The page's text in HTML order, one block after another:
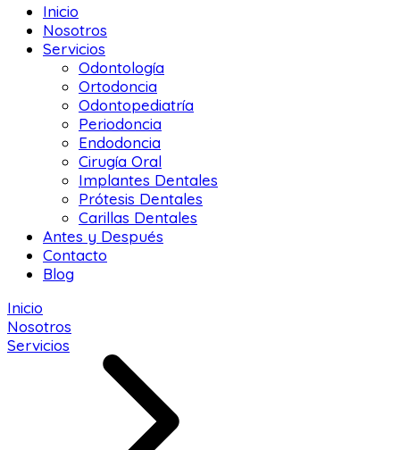
Inicio
Nosotros
Servicios
Odontología
Ortodoncia
Odontopediatría
Periodoncia
Endodoncia
Cirugía Oral
Implantes Dentales
Prótesis Dentales
Carillas Dentales
Antes y Después
Contacto
Blog
Inicio
Nosotros
Servicios